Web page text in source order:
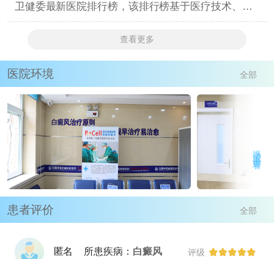
卫健委最新医院排行榜，该排行榜基于医疗技术、医
疗服务、医疗
查看更多
医院环境 全部
滚动或点击查看
患者评价 全部
匿名 所患疾病： 白癜风 评级